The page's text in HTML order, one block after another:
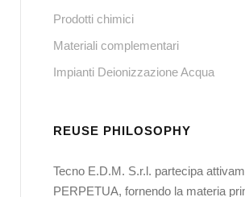
Prodotti chimici
Materiali complementari
Impianti Deionizzazione Acqua
REUSE PHILOSOPHY
Tecno E.D.M. S.r.l. partecipa
PERPETUA, fornendo la materia